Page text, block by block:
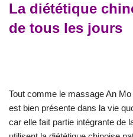
La diététique
de tous les jours
Tout comme le massage An
est bien présente dans la vie
car elle fait partie intégrante de